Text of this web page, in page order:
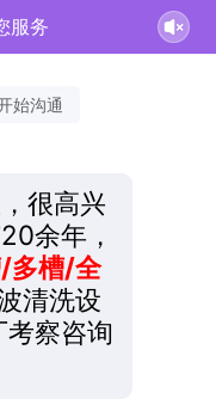
服务
始沟通
很高兴
余年，
多槽/全
清洗设
察咨询